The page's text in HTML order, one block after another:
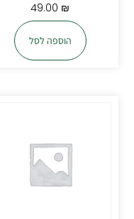
49.00 ₪
הוספה לסל